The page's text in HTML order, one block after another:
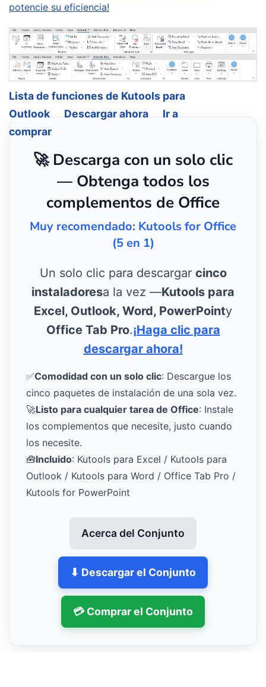
potencie su eficiencia!
Lista de funciones de Kutools para
Outlook
Descargar ahora
Ir a
comprar
🚀 Descarga con un solo clic
— Obtenga todos los
complementos de Office
Muy recomendado: Kutools for Office
(5 en 1)
Un solo clic para descargar cinco
instaladoresa la vez —Kutools para
Excel, Outlook, Word, PowerPointy
Office Tab Pro.¡Haga clic para
descargar ahora!
✅Comodidad con un solo clic: Descargue los
cinco paquetes de instalación de una sola vez.
🚀Listo para cualquier tarea de Office: Instale
los complementos que necesite, justo cuando
los necesite.
🧰Incluido: Kutools para Excel / Kutools para
Outlook / Kutools para Word / Office Tab Pro /
Kutools for PowerPoint
Acerca del Conjunto
⬇ Descargar el Conjunto
💳 Comprar el Conjunto